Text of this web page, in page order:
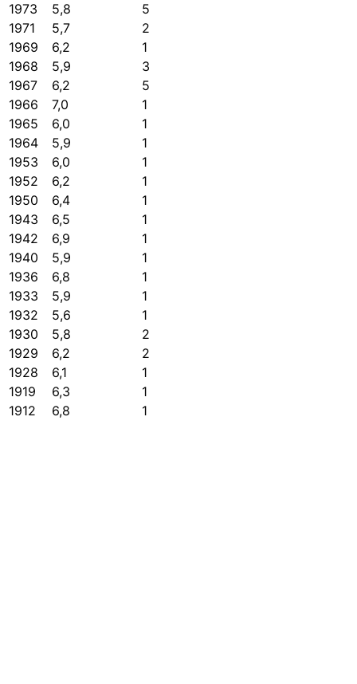
1973
5,8
5
1971
5,7
2
1969
6,2
1
1968
5,9
3
1967
6,2
5
1966
7,0
1
1965
6,0
1
1964
5,9
1
1953
6,0
1
1952
6,2
1
1950
6,4
1
1943
6,5
1
1942
6,9
1
1940
5,9
1
1936
6,8
1
1933
5,9
1
1932
5,6
1
1930
5,8
2
1929
6,2
2
1928
6,1
1
1919
6,3
1
1912
6,8 1